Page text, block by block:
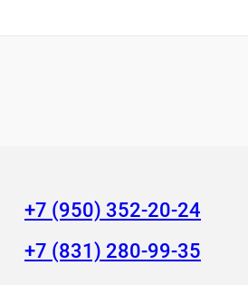
+7 (950) 352-20-24
+7 (831) 280-99-35